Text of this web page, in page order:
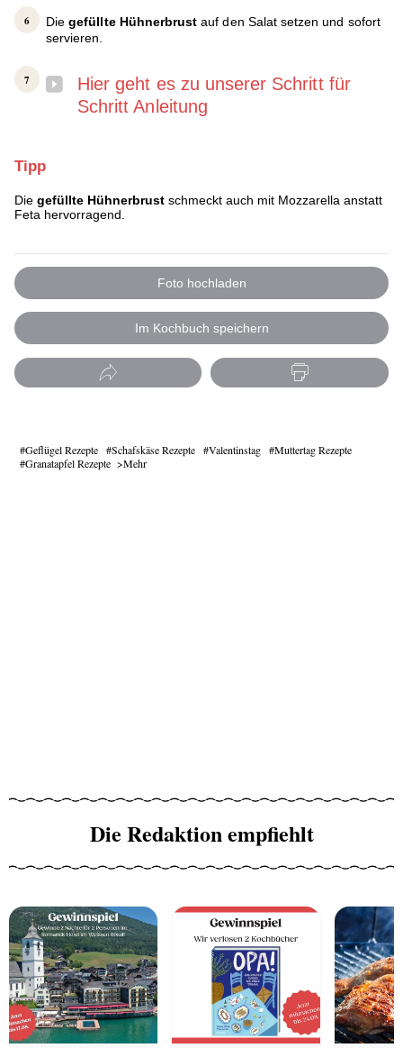
Diegefüllte Hühnerbrust auf den Salat setzen und sofort
servieren.
Hier geht es zu unserer Schritt für
Schritt Anleitung
Tipp
Die gefüllte Hühnerbrust schmeckt auch mit Mozzarella anstatt
Feta hervorragend.
Foto hochladen
Im Kochbuch speichern
Geflügel Rezepte Schafskäse Rezepte Valentinstag
Muttertag Rezepte
Granatapfel Rezepte
Mehr
Die Redaktion empfiehlt